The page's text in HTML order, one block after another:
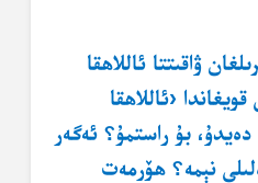
ۋاقىتتا ئاللاھقا
‹ئاللاھقا
بۇ راستمۇ؟ ئەگەر
نېمە؟ ھۆرمەت